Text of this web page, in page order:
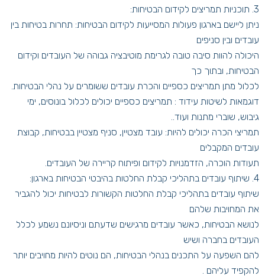
3. תוכניות תמריצים לקידום הבטיחות:
ניתן ליישם בארגון פעולות המסייעות לקידום הבטיחות: תחרות בטיחות בין
עובדים ובין סניפים
היכולה להוות סיבה טובה לגרימת מוטיבציה גבוהה של העובדים וקידום
הבטיחות, ובתוך כך
לכלול מתן תמריצים כספיים והכרת עובדים ששומרים על נהלי הבטיחות.
דוגמאות לשיטות עידוד : תמריצים כספיים יכולים לכלול בונוסים, ימי
גיבוש, שוברי מתנות ועוד..
תמריצי הכרה יכולים להיות: עובד מצטיין, סניף מצטיין בבטיחות, קבוצת
עובדים המקבלים
תעודות הוכרה, הזדמנויות לקידום ופיתוח קריירה של העובדים.
4. שיתוף עובדים בתהליכי קבלת החלטות בהיבטי הבטיחות בארגון:
שיתוף עובדים בתהליכי קבלת החלטות הקשורות לבטיחות יכול להגביר
את המחויבות שלהם
לנושא הבטיחות, כאשר עובדים מרגישים שדעתם וניסיונם נשמע לכלל
העובדים בחברה ושיש
להם השפעה על התכנים בנהלי הבטיחות, הם נוטים להיות מחויבים יותר
להקפיד עליהם .